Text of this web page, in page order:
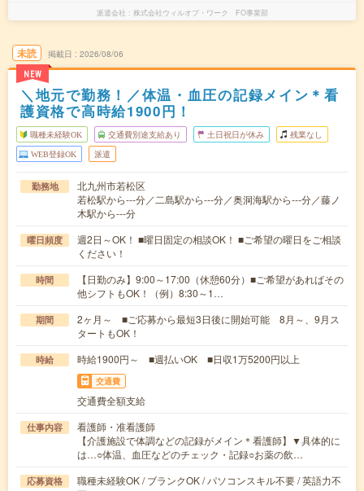
派遣会社 株式会社ウィルオブ・ワーク FO事業部
未読
NEW
掲載日 2026/08/06
＼地元で勤務！／体温・血圧の記録メイン＊看
護資格で高時給1900円！
職種未経験OK 交通費別途支給あり 土日祝日が休み 残業なし
WEB登録OK 派遣
勤務地
北九州市若松区
若松駅から---分／二島駅から---分／奥洞海駅から---分／藤ノ
木駅から---分
曜日頻度
週2日～OK！ ■曜日固定の相談OK！ ■ご希望の曜日をご相談
ください！
時間
【日勤のみ】9:00～17:00（休憩60分）■ご希望があればその
他シフトもOK！（例）8:30～1…
期間
2ヶ月～ ■ご応募から最短3日後に開始可能 8月～、9月ス
タートもOK！
時給 時給1900円～ ■週払いOK ■日収1万5200円以上
交通費
交通費全額支給
仕事内容
看護師・准看護師
【介護施設で体調などの記録がメイン＊看護師】▼具体的に
は…○体温、血圧などのチェック・記録○お薬の飲…
応募資格
職種未経験OK / ブランクOK / パソコンスキル不要 / 英語力不